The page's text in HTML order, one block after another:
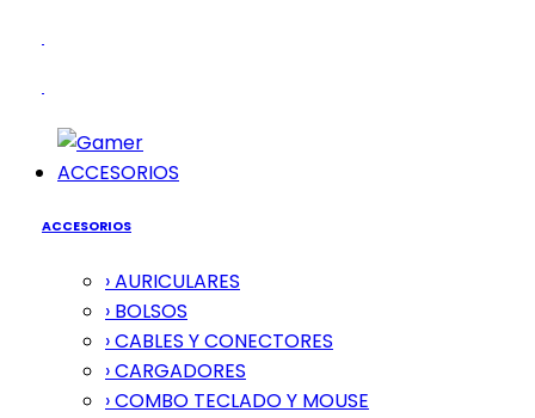
ACCESORIOS
ACCESORIOS
› AURICULARES
› BOLSOS
› CABLES Y CONECTORES
› CARGADORES
› COMBO TECLADO Y MOUSE